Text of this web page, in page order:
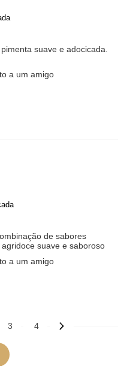
suave e adocicada.
a um amigo
de sabores
suave e saboroso
a um amigo
3 4